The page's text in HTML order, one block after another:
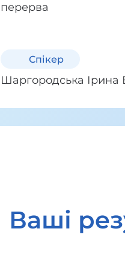
перерва
Спікер
Шаргородська Ірина
Ваші